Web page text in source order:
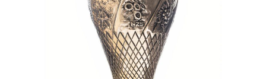
Nogometni pokal Slovenije
Ilustracija